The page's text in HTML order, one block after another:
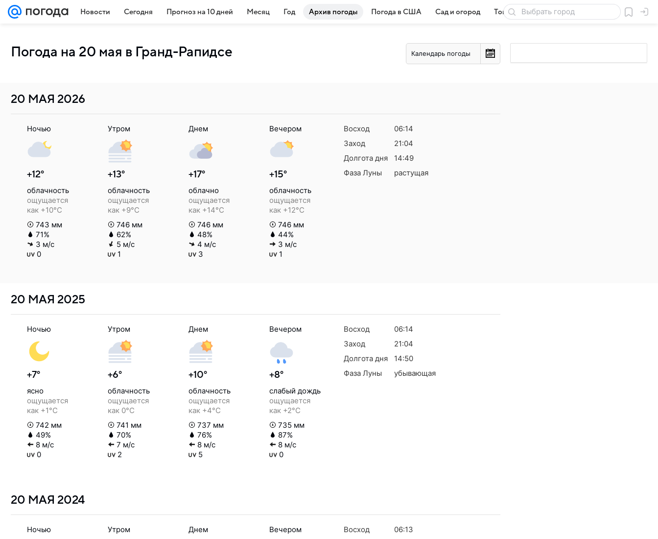
Новости Сегодня Прогноз на 10 дней Месяц Год Архив погоды Погода в США Сад и огород Товары для дачи
Погода на 20 мая в Гранд-Рапидсе Календарь погоды
20 МАЯ 2026
Ночью
+12°
облачность
ощущается
как +10°C
743 мм
71%
3 м/с
0
Утром
+13°
облачность
ощущается
как +9°C
746 мм
62%
5 м/с
1
Днем
+17°
облачно
ощущается
как +14°C
746 мм
48%
4 м/с
3
Вечером
+15°
облачность
ощущается
как +12°C
746 мм
44%
3 м/с
1
Восход
06:14
Заход
21:04
Долгота дня
14:49
Фаза Луны
растущая
20 МАЯ 2025
Ночью
+7°
ясно
ощущается
как +1°C
742 мм
49%
8 м/с
0
Утром
+6°
облачность
ощущается
как 0°C
741 мм
70%
7 м/с
2
Днем
+10°
облачность
ощущается
как +4°C
737 мм
76%
8 м/с
5
Вечером
+8°
слабый дождь
ощущается
как +2°C
735 мм
87%
8 м/с
0
Восход
06:14
Заход
21:04
Долгота дня
14:50
Фаза Луны
убывающая
20 МАЯ 2024
Ночью Утром Днем Вечером Восход
06:13